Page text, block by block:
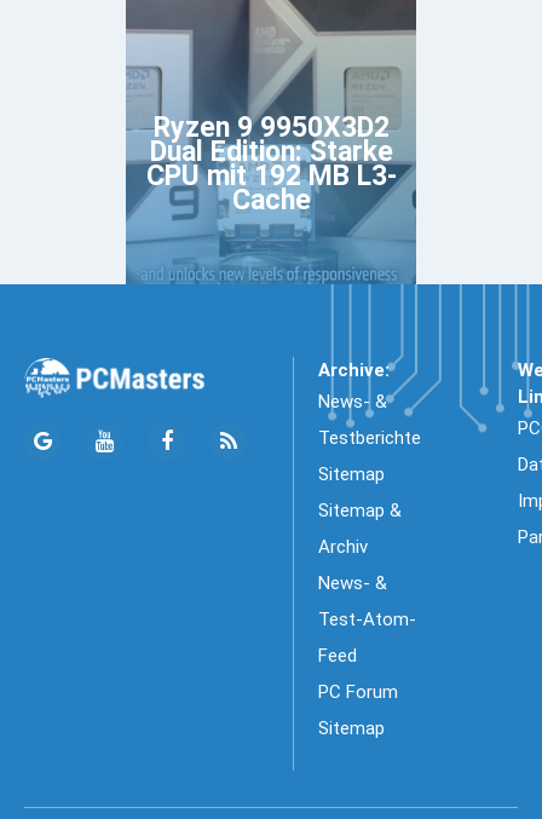
Ryzen 9 9950X3D2
Dual Edition: Starke
CPU mit 192 MB L3-
Cache
Archive:
News- &
Testberichte
Sitemap
Sitemap &
Archiv
News- &
Test-Atom-
Feed
PC Forum
Sitemap